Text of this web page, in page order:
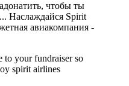
чтобы ты
Наслаждайся Spirit
авиакомпания -
to your fundraiser so
spirit airlines